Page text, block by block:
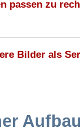
passen zu
Bilder als